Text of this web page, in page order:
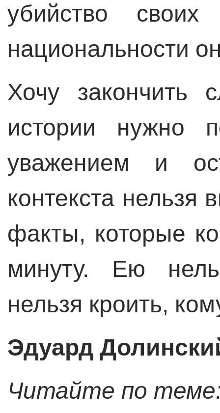
убийство
национальности
Хочу закончить
истории нужно
уважением и
контекста нельзя
факты, которые
минуту. Ею
нельзя кроить,
Эдуард
Читайте по